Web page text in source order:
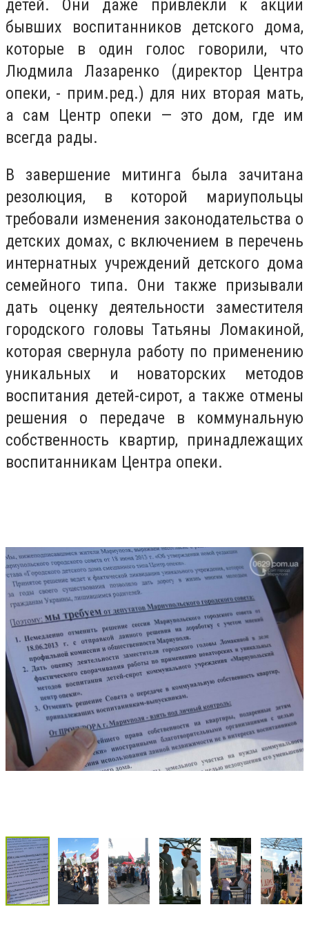
детей. Они даже привлекли к акции
бывших воспитанников детского дома,
которые в один голос говорили, что
Людмила Лазаренко (директор Центра
опеки, - прим.ред.) для них вторая мать,
а сам Центр опеки — это дом, где им
всегда рады.
В завершение митинга была зачитана
резолюция, в которой мариупольцы
требовали изменения законодательства о
детских домах, с включением в перечень
интернатных учреждений детского дома
семейного типа. Они также призывали
дать оценку деятельности заместителя
городского головы Татьяны Ломакиной,
которая свернула работу по применению
уникальных и новаторских методов
воспитания детей-сирот, а также отмены
решения о передаче в коммунальную
собственность квартир, принадлежащих
воспитанникам Центра опеки.